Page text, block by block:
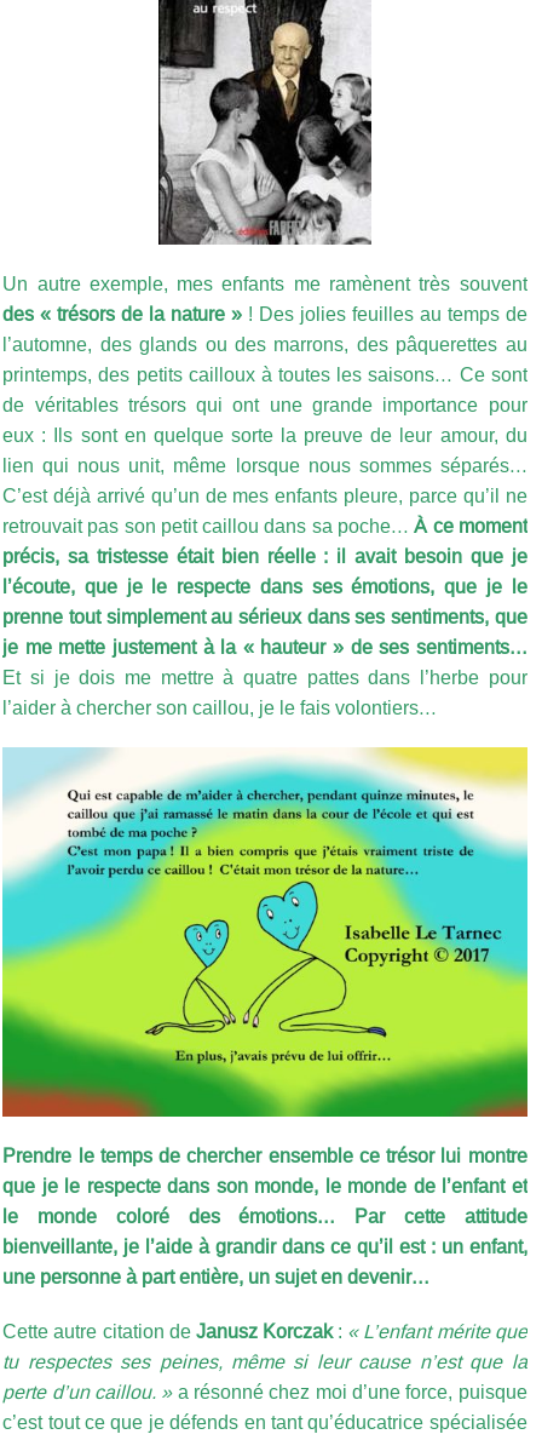
Un autre exemple, mes enfants me ramènent très souvent
des « trésors de la nature » ! Des jolies feuilles au temps de
l’automne, des glands ou des marrons, des pâquerettes au
printemps, des petits cailloux à toutes les saisons… Ce sont
de véritables trésors qui ont une grande importance pour
eux : Ils sont en quelque sorte la preuve de leur amour, du
lien qui nous unit, même lorsque nous sommes séparés…
C’est déjà arrivé qu’un de mes enfants pleure, parce qu’il ne
retrouvait pas son petit caillou dans sa poche…À ce moment
précis, sa tristesse était bien réelle : il avait besoin que je
l’écoute, que je le respecte dans ses émotions, que je le
prenne tout simplement au sérieux dans ses sentiments, que
je me mette justement à la « hauteur » de ses sentiments…
Et si je dois me mettre à quatre pattes dans l’herbe pour
l’aider à chercher son caillou, je le fais volontiers…
Prendre le temps de chercher ensemble ce trésor lui montre
que je le respecte dans son monde, le monde de l’enfant et
le monde coloré des émotions… Par cette attitude
bienveillante, je l’aide à grandir dans ce qu’il est : un enfant,
une personne à part entière, un sujet en devenir…
Cette autre citation de Janusz Korczak : « L’enfant mérite que
tu respectes ses peines, même si leur cause n’est que la
perte d’un caillou. »a résonné chez moi d’une force, puisque
c’est tout ce que je défends en tant qu’éducatrice spécialisée